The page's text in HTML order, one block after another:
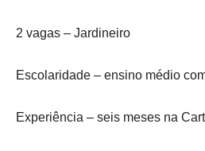
2 vagas – Jardineiro
Escolaridade – ensino médio
Experiência – seis meses na